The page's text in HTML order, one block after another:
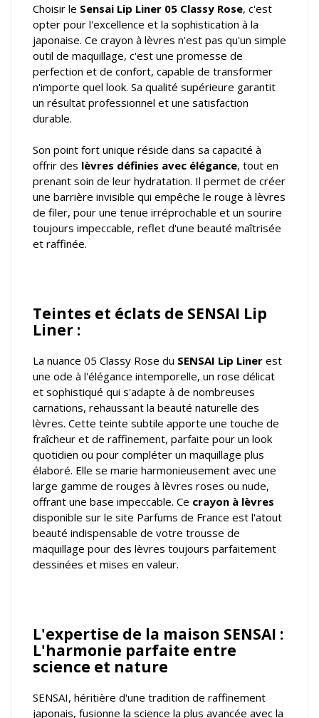
Choisir le Sensai Lip Liner 05 Classy Rose, c'est
opter pour l'excellence et la sophistication à la
japonaise. Ce crayon à lèvres n'est pas qu'un simple
outil de maquillage, c'est une promesse de
perfection et de confort, capable de transformer
n'importe quel look. Sa qualité supérieure garantit
un résultat professionnel et une satisfaction
durable.
Son point fort unique réside dans sa capacité à
offrir des lèvres définies avec élégance, tout en
prenant soin de leur hydratation. Il permet de créer
une barrière invisible qui empêche le rouge à lèvres
de filer, pour une tenue irréprochable et un sourire
toujours impeccable, reflet d'une beauté maîtrisée
et raffinée.
Teintes et éclats de SENSAI Lip
Liner :
La nuance 05 Classy Rose du SENSAI Lip Liner est
une ode à l'élégance intemporelle, un rose délicat
et sophistiqué qui s'adapte à de nombreuses
carnations, rehaussant la beauté naturelle des
lèvres. Cette teinte subtile apporte une touche de
fraîcheur et de raffinement, parfaite pour un look
quotidien ou pour compléter un maquillage plus
élaboré. Elle se marie harmonieusement avec une
large gamme de rouges à lèvres roses ou nude,
offrant une base impeccable. Ce crayon à lèvres
disponible sur le site Parfums de France est l'atout
beauté indispensable de votre trousse de
maquillage pour des lèvres toujours parfaitement
dessinées et mises en valeur.
L'expertise de la maison SENSAI :
L'harmonie parfaite entre
science et nature
SENSAI, héritière d'une tradition de raffinement
japonais, fusionne la science la plus avancée avec la